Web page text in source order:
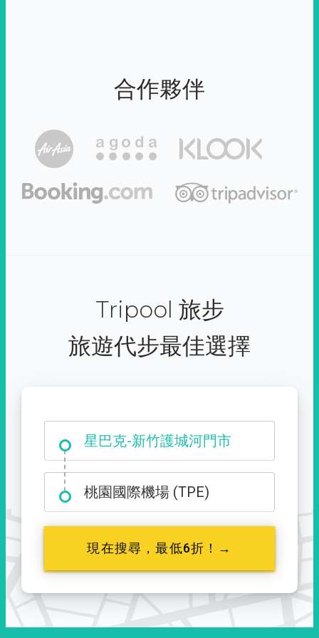
合作夥伴
Tripool 旅步
旅遊代步最佳選擇
大霸尖山登山口
桃園國際機場 (TPE)
現在搜尋，最低6折！→